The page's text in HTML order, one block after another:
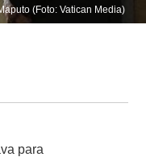
(Foto: Vatican Media)
para